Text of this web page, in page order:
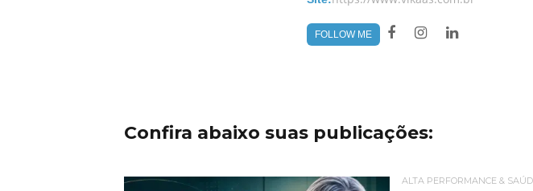
FOLLOW ME
Confira abaixo suas publicações:
ALTA PERFORMANCE &